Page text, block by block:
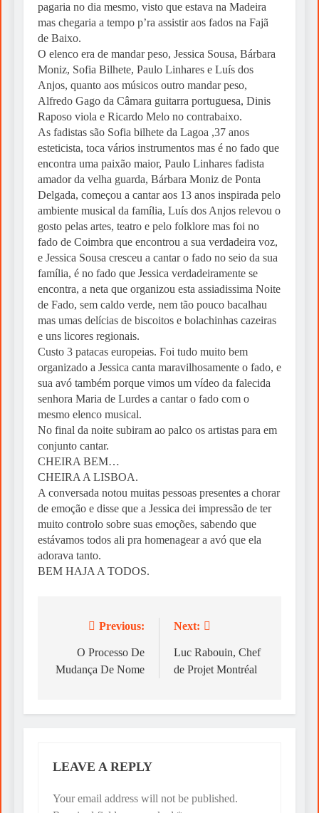
pagaria no dia mesmo, visto que estava na Madeira
mas chegaria a tempo p’ra assistir aos fados na Fajã
de Baixo.
O elenco era de mandar peso, Jessica Sousa, Bárbara
Moniz, Sofia Bilhete, Paulo Linhares e Luís dos
Anjos, quanto aos músicos outro mandar peso,
Alfredo Gago da Câmara guitarra portuguesa, Dinis
Raposo viola e Ricardo Melo no contrabaixo.
As fadistas são Sofia bilhete da Lagoa ,37 anos
esteticista, toca vários instrumentos mas é no fado que
encontra uma paixão maior, Paulo Linhares fadista
amador da velha guarda, Bárbara Moniz de Ponta
Delgada, começou a cantar aos 13 anos inspirada pelo
ambiente musical da família, Luís dos Anjos relevou o
gosto pelas artes, teatro e pelo folklore mas foi no
fado de Coimbra que encontrou a sua verdadeira voz,
e Jessica Sousa cresceu a cantar o fado no seio da sua
família, é no fado que Jessica verdadeiramente se
encontra, a neta que organizou esta assiadissima Noite
de Fado, sem caldo verde, nem tão pouco bacalhau
mas umas delícias de biscoitos e bolachinhas cazeiras
e uns licores regionais.
Custo 3 patacas europeias. Foi tudo muito bem
organizado a Jessica canta maravilhosamente o fado, e
sua avó também porque vimos um vídeo da falecida
senhora Maria de Lurdes a cantar o fado com o
mesmo elenco musical.
No final da noite subiram ao palco os artistas para em
conjunto cantar.
CHEIRA BEM…
CHEIRA A LISBOA.
A conversada notou muitas pessoas presentes a chorar
de emoção e disse que a Jessica dei impressão de ter
muito controlo sobre suas emoções, sabendo que
estávamos todos ali pra homenagear a avó que ela
adorava tanto.
BEM HAJA A TODOS.
navigation
Previous:
O Processo De
Mudança De Nome
Next:
Luc Rabouin, Chef
de Projet Montréal
LEAVE A REPLY
Your email address will not be published.